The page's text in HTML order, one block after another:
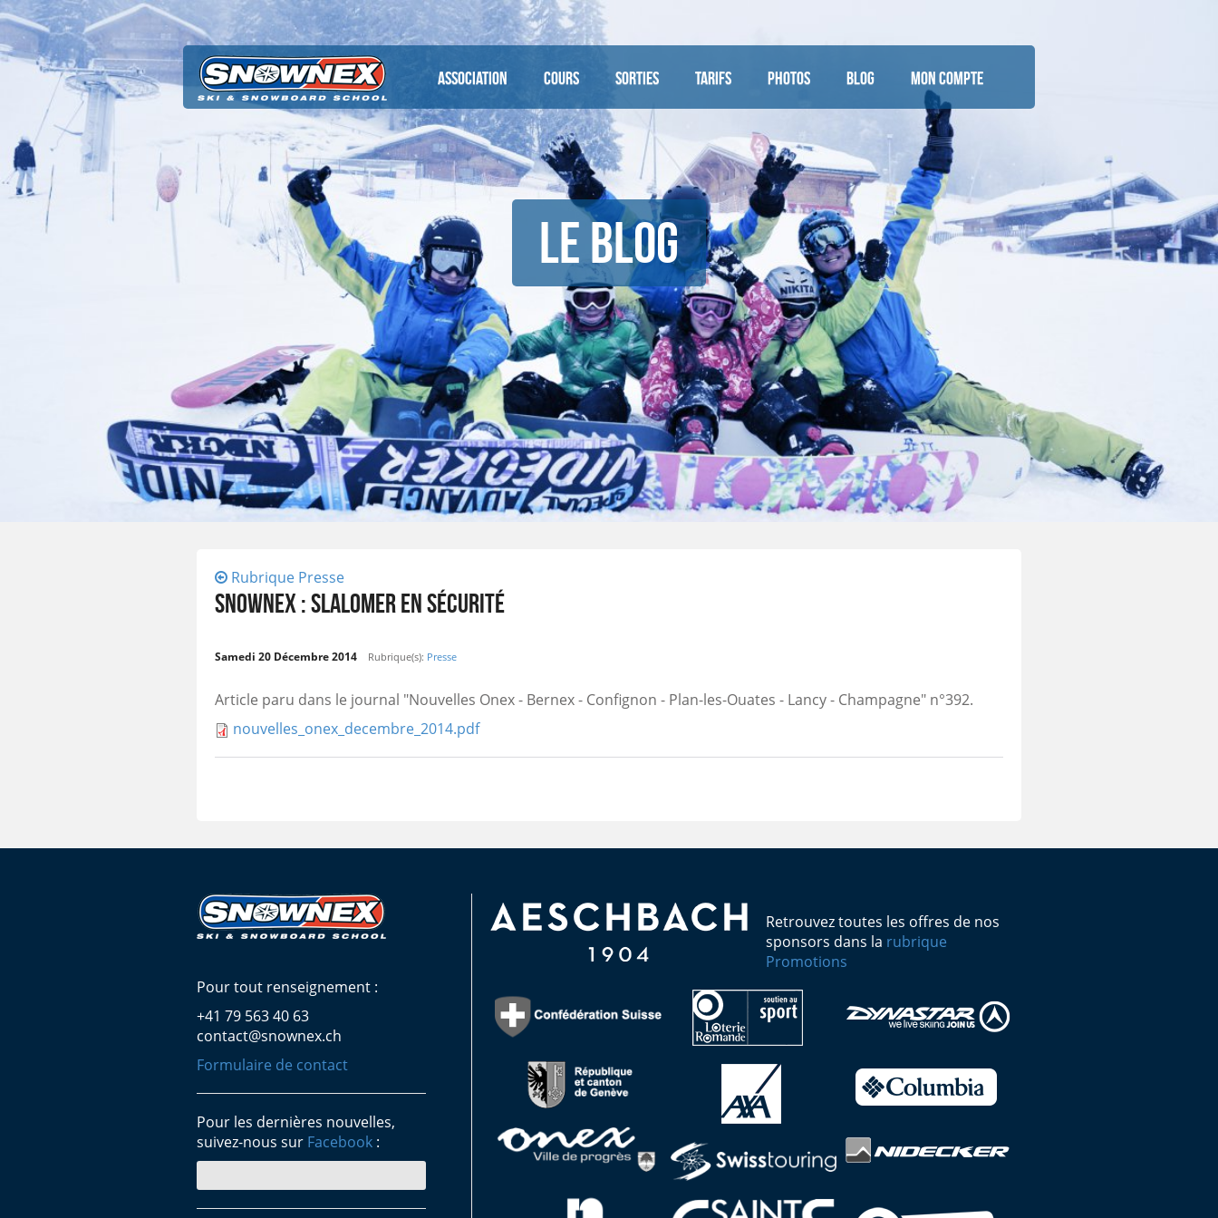
Association Cours Sorties Tarifs Photos Blog Mon Compte
Le Blog
Rubrique Presse
SNOWNEX : SLALOMER EN SÉCURITÉ
Samedi 20 Décembre 2014 Rubrique(s): Presse
Article paru dans le journal "Nouvelles Onex - Bernex - Confignon - Plan-les-Ouates - Lancy - Champagne" n°392.
nouvelles_onex_decembre_2014.pdf
Pour tout renseignement :
+41 79 563 40 63
contact@snownex.ch
Formulaire de contact
Pour les dernières nouvelles,
suivez-nous sur Facebook :
Retrouvez toutes les offres de nos
sponsors dans la rubrique
Promotions